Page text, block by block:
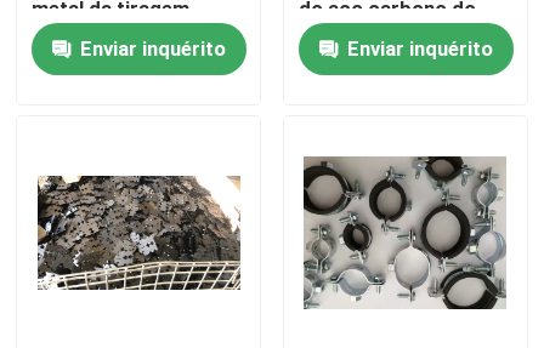
Contacte-nos
Painel de acesso de alumínio
Painel de acesso de aço
metal da tiragem
profunda de 10mm
Enviar inquérito
do aço carbono do
metal do CS
Enviar inquérito